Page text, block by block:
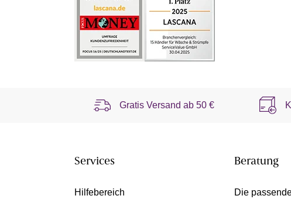
Gratis Versand ab50 €
Services
Hilfebereich
Beratung
Die